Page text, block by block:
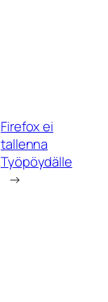
Firefox ei
tallenna
Työpöydälle
→